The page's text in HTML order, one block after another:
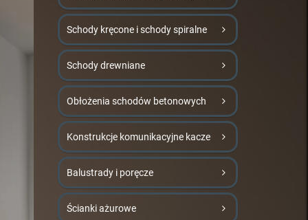
Schody kręcone i schody spiralne
Schody drewniane
Obłożenia schodów betonowych
Konstrukcje komunikacyjne kacze
Balustrady i poręcze
Ścianki ażurowe